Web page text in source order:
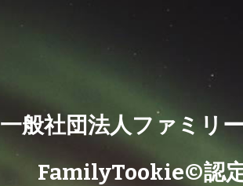
一般社団法人ファミリ
FamilyTookie©認